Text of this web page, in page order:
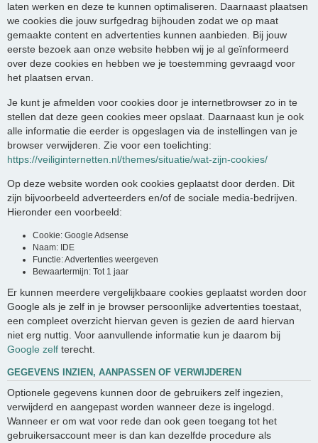
laten werken en deze te kunnen optimaliseren. Daarnaast plaatsen
we cookies die jouw surfgedrag bijhouden zodat we op maat
gemaakte content en advertenties kunnen aanbieden. Bij jouw
eerste bezoek aan onze website hebben wij je al geïnformeerd
over deze cookies en hebben we je toestemming gevraagd voor
het plaatsen ervan.
Je kunt je afmelden voor cookies door je internetbrowser zo in te
stellen dat deze geen cookies meer opslaat. Daarnaast kun je ook
alle informatie die eerder is opgeslagen via de instellingen van je
browser verwijderen. Zie voor een toelichting:
https://veiliginternetten.nl/themes/situatie/wat-zijn-cookies/
Op deze website worden ook cookies geplaatst door derden. Dit
zijn bijvoorbeeld adverteerders en/of de sociale media-bedrijven.
Hieronder een voorbeeld:
Cookie: Google Adsense
Naam: IDE
Functie: Advertenties weergeven
Bewaartermijn: Tot 1 jaar
Er kunnen meerdere vergelijkbaare cookies geplaatst worden door
Google als je zelf in je browser persoonlijke advertenties toestaat,
een compleet overzicht hiervan geven is gezien de aard hiervan
niet erg nuttig. Voor aanvullende informatie kun je daarom bij
Google zelf terecht.
GEGEVENS INZIEN, AANPASSEN OF VERWIJDEREN
Optionele gegevens kunnen door de gebruikers zelf ingezien,
verwijderd en aangepast worden wanneer deze is ingelogd.
Wanneer er om wat voor rede dan ook geen toegang tot het
gebruikersaccount meer is dan kan dezelfde procedure als